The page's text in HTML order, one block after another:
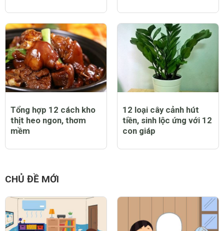
Tổng hợp 12 cách kho
thịt heo ngon, thơm
mềm
12 loại cây cảnh hút
tiền, sinh lộc ứng với 12
con giáp
CHỦ ĐỀ MỚI